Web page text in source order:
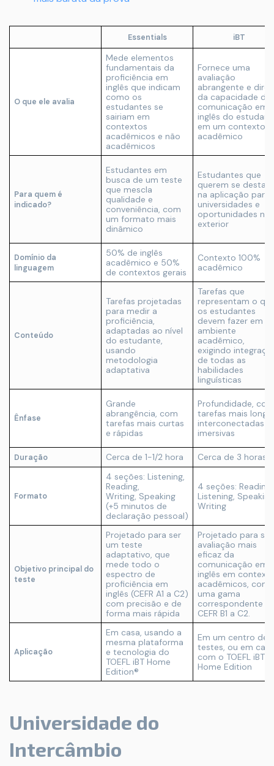
Essentials iBT
O que ele avalia
Mede elementos
fundamentais da
proficiência em
inglês que indicam
como os
estudantes se
sairiam em
contextos
acadêmicos e não
acadêmicos
Fornece uma
avaliação
abrangente e
da capacidade de
comunicação em
inglês do
em um contexto
acadêmico
Para quem é
indicado?
Estudantes em
busca de um teste
que mescla
qualidade e
conveniência, com
um formato mais
dinâmico
Estudantes que
querem se
na aplicação para
universidades e
oportunidades no
exterior
Domínio da
linguagem
50% de inglês
acadêmico e 50%
de contextos gerais
Contexto 100%
acadêmico
Conteúdo
Tarefas projetadas
para medir a
proficiência,
adaptadas ao nível
do estudante,
usando
metodologia
adaptativa
Tarefas que
representam o
os estudantes
devem fazer em
ambiente
acadêmico,
exigindo
de todas as
habilidades
linguísticas
Ênfase
Grande
abrangência, com
tarefas mais curtas
e rápidas
Profundidade, com
tarefas mais
interconectadas e
imersivas
Duração Cerca de 1-1/2 hora Cerca de 3 horas
Formato
4 seções: Listening,
Reading,
Writing, Speaking
(+5 minutos de
declaração pessoal)
4 seções: Reading,
Listening,
Writing
Objetivo principal do
teste
Projetado para ser
um teste
adaptativo, que
mede todo o
espectro de
proficiência em
inglês (CEFR A1 a C2)
com precisão e de
forma mais rápida
Projetado para
avaliação mais
eficaz da
comunicação em
inglês em
acadêmicos, com
uma gama
correspondente
CEFR B1 a C2.
Aplicação
Em casa, usando a
mesma plataforma
e tecnologia do
TOEFL iBT Home
Edition®
Em um centro de
testes, ou em
com o TOEFL iBT
Home Edition
Universidade do
Intercâmbio